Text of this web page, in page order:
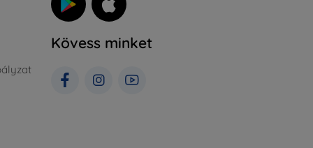
Kövess minket